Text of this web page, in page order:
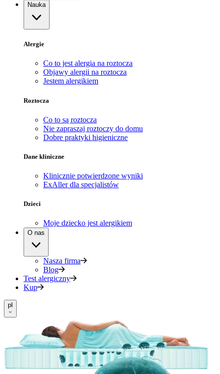
Nauka
Alergie
Co to jest alergia na roztocza
Objawy alergii na roztocza
Jestem alergikiem
Roztocza
Co to są roztocza
Nie zapraszaj roztoczy do domu
Dobre praktyki higieniczne
Dane kliniczne
Klinicznie potwierdzone wyniki
ExAller dla specjalistów
Dzieci
Moje dziecko jest alergikiem
O nas
Nasza firma
Blog
Test alergiczny
Kup
pl